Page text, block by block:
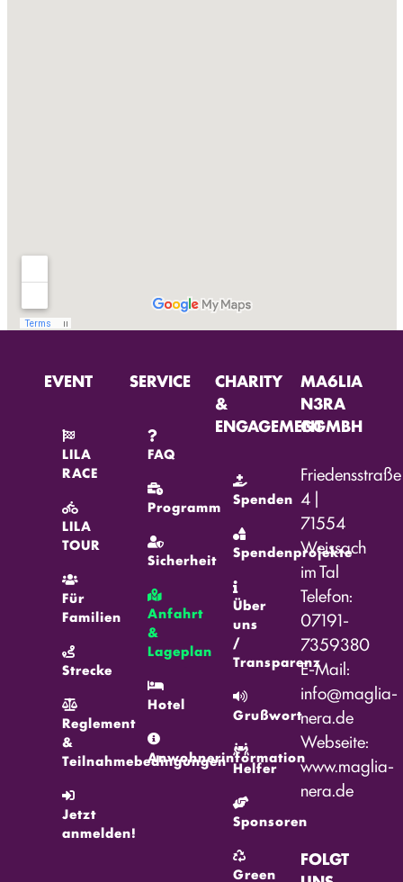
EVENT
LILA
RACE
LILA
TOUR
Für
Familien
Strecke
Reglement
&
Teilnahmebedingungen
Jetzt
anmelden!
SERVICE
FAQ
Programm
Sicherheit
Anfahrt
&
Lageplan
Hotel
Anwohnerinformation
CHARITY
&
ENGAGEMENT
Spenden
Spendenprojekte
Über
uns
/
Transparenz
Grußwort
Helfer
Sponsoren
Green
MA6LIA
N3RA
GGMBH
Friedensstraße
4 |
71554
Weissach
im Tal
Telefon:
07191-
7359380
E-Mail:
info@maglia-
nera.de
Webseite:
www.maglia-
nera.de
FOLGT